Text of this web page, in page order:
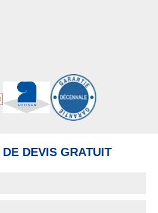
DEVIS GRATUIT